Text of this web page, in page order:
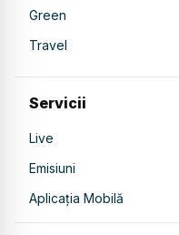
Green
Travel
Servicii
Live
Emisiuni
Aplicația Mobilă